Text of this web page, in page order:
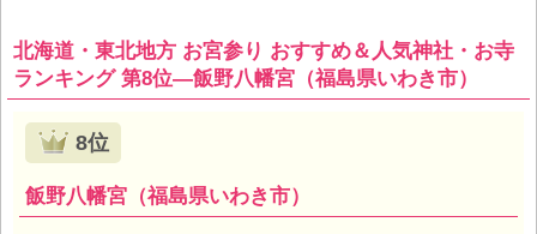
北海道・東北地方 お宮参り おすすめ＆人気神社・お寺
ランキング 第8位―飯野八幡宮（福島県いわき市）
8位
飯野八幡宮（福島県いわき市）